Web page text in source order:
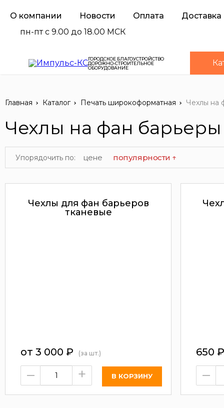
О компании Новости Оплата
Доставка
пн-пт с 9.00 до 18.00 МСК
ГОРОДСКОЕ БЛАГОУСТРОЙСТВО
ДОРОЖНО-СТРОИТЕЛЬНОЕ
ОБОРУДОВАНИЕ
Главная Каталог Печать широкоформатная Чехлы на
Чехлы на фан барьеры
Упорядочить по: цене популярности ↑
Чехлы для фан барьеров
тканевые
от 3 000 ₽ (за шт.)
– +
650 ₽
–